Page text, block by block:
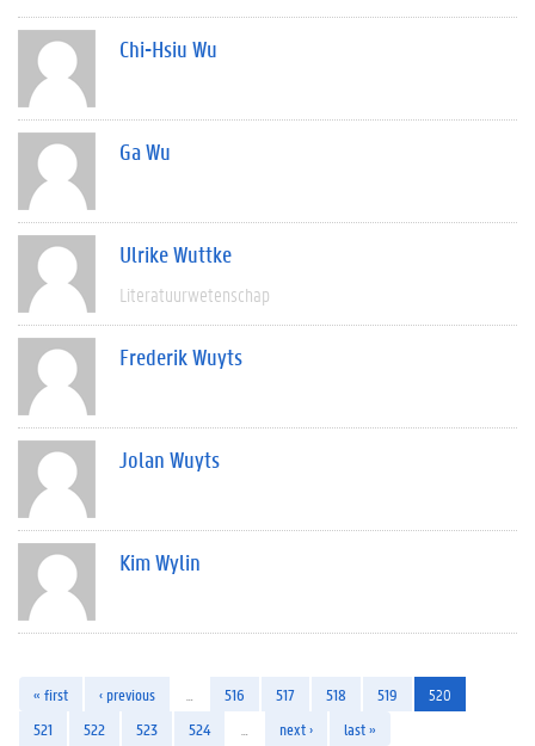
Chi-Hsiu Wu
Ga Wu
Ulrike Wuttke
Literatuurwetenschap
Frederik Wuyts
Jolan Wuyts
Kim Wylin
« first ‹ previous 516 517 518 519
520
521
522 523 524 next › last »